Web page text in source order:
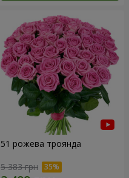
51 рожева троянда
5 383 грн